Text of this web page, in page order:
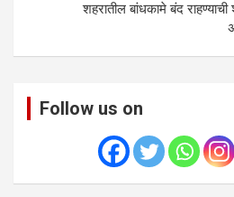
शहरातील बांधकामे बंद
Follow us on